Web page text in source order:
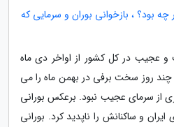
بود؟ ، بازخوانی بوران و سرمایی که
عجیب در کل کشور از اواخر دی ماه
چند روز سخت برفی در بهمن ماه را می
از سرمای عجیب نبود. برعکس بورانی
ایران و ساکنانش را ناپدید کرد. بورانی